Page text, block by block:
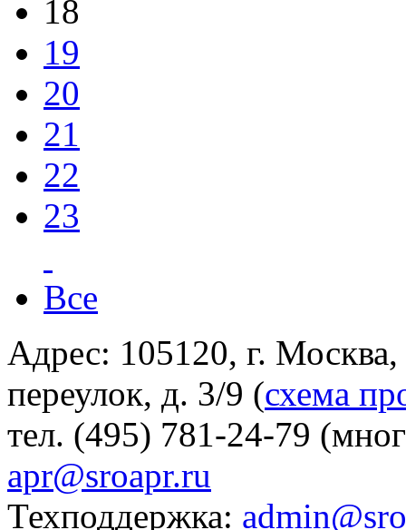
18
19
20
21
22
23
Все
Адрес: 105120, г.
переулок, д. 3/9 (схема
тел. (495) 781-24-79
apr@sroapr.ru
Техподдержка: